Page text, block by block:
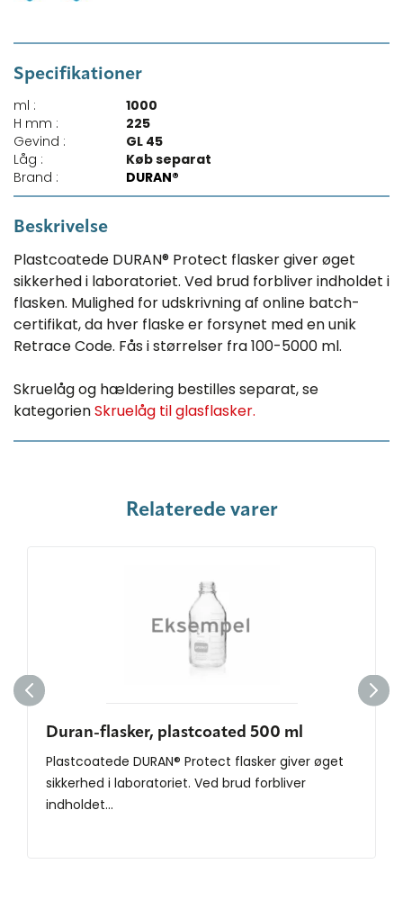
Specifikationer
ml :
1000
H mm :
225
Gevind :
GL 45
Låg :
Køb separat
Brand :
DURAN®
Beskrivelse
Plastcoatede DURAN® Protect flasker giver øget
sikkerhed i laboratoriet. Ved brud forbliver indholdet i
flasken. Mulighed for udskrivning af online batch-
certifikat, da hver flaske er forsynet med en unik
Retrace Code. Fås i størrelser fra 100-5000 ml.
Skruelåg og hældering bestilles separat, se
kategorienSkruelåg til glasflasker.
Relaterede varer
Duran-flasker, plastcoated 500 ml
Plastcoatede DURAN® Protect flasker giver øget
sikkerhed i laboratoriet. Ved brud forbliver
indholdet...